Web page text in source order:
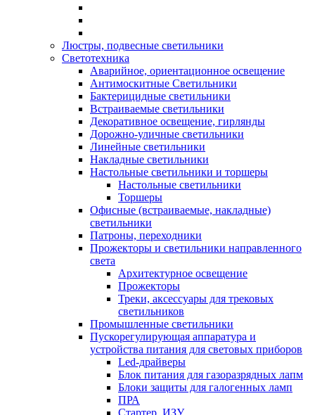
Люстры, подвесные светильники
Светотехника
Аварийное, ориентационное освещение
Антимоскитные Светильники
Бактерицидные светильники
Встраиваемые светильники
Декоративное освещение, гирлянды
Дорожно-уличные светильники
Линейные светильники
Накладные светильники
Настольные светильники и торшеры
Настольные светильники
Торшеры
Офисные (встраиваемые, накладные)
светильники
Патроны, переходники
Прожекторы и светильники направленного
света
Архитектурное освещение
Прожекторы
Треки, аксессуары для трековых
светильников
Промышленные светильники
Пускорегулирующая аппаратура и
устройства питания для световых приборов
Led-драйверы
Блок питания для газоразрядных лапм
Блоки защиты для галогенных ламп
ПРА
Стартер, ИЗУ